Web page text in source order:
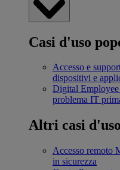
Casi d'uso
Accesso e
dispositivi e
Digital
problema IT
Altri casi d'uso
Accesso remoto
in sicurezza